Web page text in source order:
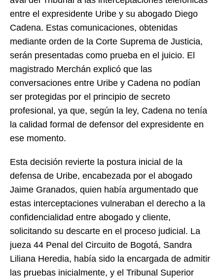
entre el expresidente Uribe y su abogado Diego
Cadena. Estas comunicaciones, obtenidas
mediante orden de la Corte Suprema de Justicia,
serán presentadas como prueba en el juicio. El
magistrado Merchán explicó que las
conversaciones entre Uribe y Cadena no podían
ser protegidas por el principio de secreto
profesional, ya que, según la ley, Cadena no tenía
la calidad formal de defensor del expresidente en
ese momento.
Esta decisión revierte la postura inicial de la
defensa de Uribe, encabezada por el abogado
Jaime Granados, quien había argumentado que
estas interceptaciones vulneraban el derecho a la
confidencialidad entre abogado y cliente,
solicitando su descarte en el proceso judicial. La
jueza 44 Penal del Circuito de Bogotá, Sandra
Liliana Heredia, había sido la encargada de admitir
las pruebas inicialmente, y el Tribunal Superior